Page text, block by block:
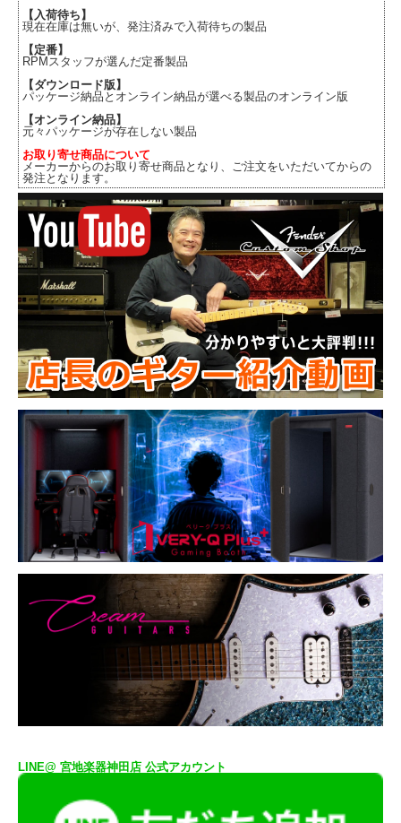
【入荷待ち】
現在在庫は無いが、発注済みで入荷待ちの製品
【定番】
RPMスタッフが選んだ定番製品
【ダウンロード版】
パッケージ納品とオンライン納品が選べる製品のオンライン版
【オンライン納品】
元々パッケージが存在しない製品
お取り寄せ商品について
メーカーからのお取り寄せ商品となり、ご注文をいただいてからの
発注となります。
LINE@ 宮地楽器神田店 公式アカウント